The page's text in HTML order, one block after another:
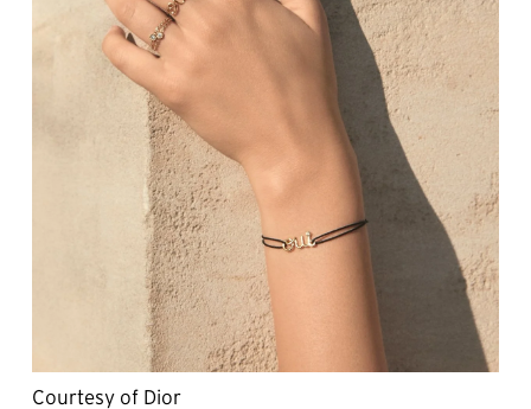
Courtesy of Dior